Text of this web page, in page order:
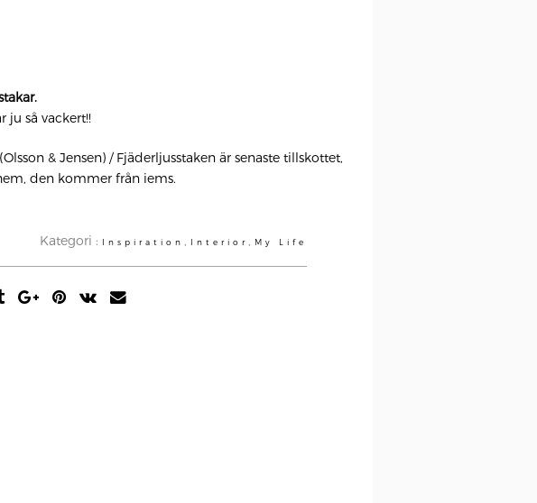
ju så vackert!!
(Olsson & Jensen) / Fjäderljusstaken är senaste tillskottet,
den kommer från iems.
Kategori : Inspiration , Interior , My Life